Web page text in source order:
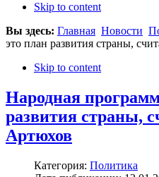
Skip to content
Вы здесь: Главная Новости
это план развития страны,
Skip to content
Народная
развития страны,
Артюхов
Категория: Политика